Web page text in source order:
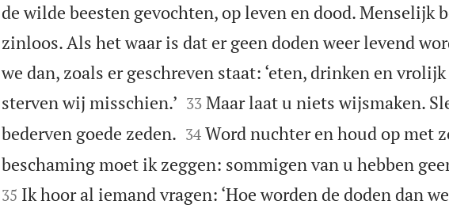
de wilde beesten gevochten, op leven en dood. Menselijk
zinloos. Als het waar is dat er geen doden weer levend
we dan, zoals er geschreven staat: ‘eten, drinken en
sterven wij misschien.’
33 Maar laat u niets wijsmaken.
bederven goede zeden.
34 Word nuchter en houd op met
beschaming moet ik zeggen: sommigen van u hebben
35 Ik hoor al iemand vragen: ‘Hoe worden de doden dan